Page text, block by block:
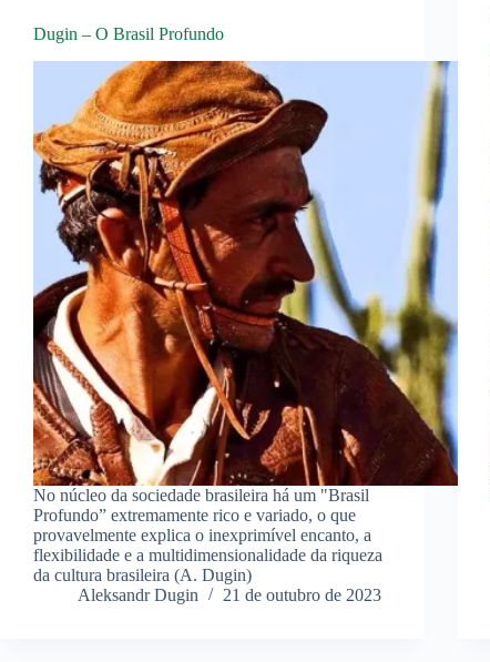
Dugin – O Brasil Profundo
No núcleo da sociedade brasileira há um "Brasil
Profundo” extremamente rico e variado, o que
provavelmente explica o inexprimível encanto, a
flexibilidade e a multidimensionalidade da riqueza
da cultura brasileira (A. Dugin)
Aleksandr Dugin
21 de outubro de 2023